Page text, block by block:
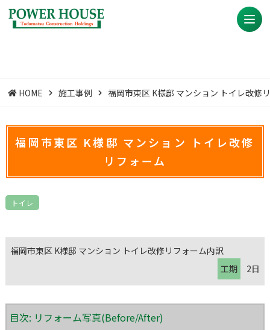
HOME 施工事例 福岡市東区 K様邸 マンション トイレ改修
福岡市東区 K様邸 マンション トイレ改修
リフォーム
トイレ
福岡市東区 K様邸 マンション トイレ改修リフォーム内訳
工期
2日
目次: リフォーム写真(Before/After)